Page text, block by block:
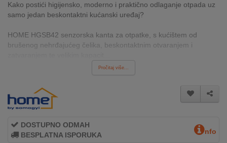
INTERNO
MOJ
BRENDOVI
NOVO
U
Kako postići higijensko, moderno i praktično odlaganje otpada uz
samo jedan beskontaktni kućanski uređaj?
HOME HGSB42 senzorska kanta za otpatke, s kućištem od
brušenog nehrđajućeg čelika, beskontaktnim otvaranjem i
Pročitaj više...
DOSTUPNO ODMAH
BESPLATNA ISPORUKA
nfo